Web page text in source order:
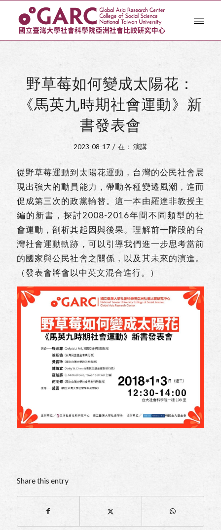
​​野草莓如何變成太陽花：
《馬英九時期社會運動》新
書發表會
2023-08-17 / 在：演講
從野草莓運動到太陽花運動，台灣的公民社會展
現出強大的動員能力，帶動各種變遷風潮，進而
促成第三次的政黨輪替。這一本由羅達非教授主
編的新書，探討2008-2016年間不同類型的社
會運動，剖析其起因與後果。理解前一階段的台
灣社會運動軌跡，可以引導我們進一步思考當前
的國家與公民社會之關係，以及其未來的演進。
（發表會將會以中英文混合進行。）
Share this entry